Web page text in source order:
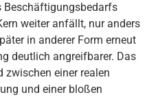
Beschäftigungsbedarfs
weiter anfällt, nur anders
in anderer Form erneut
deutlich angreifbarer. Das
zwischen einer realen
und einer bloßen